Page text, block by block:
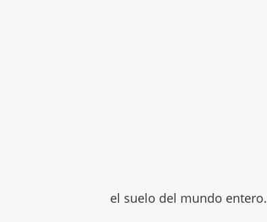
el suelo del mundo entero.